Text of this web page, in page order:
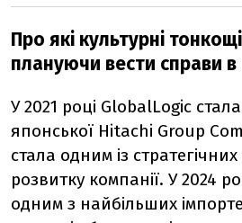
Про які культурні
плануючи вести справи в
У 2021 році GlobalLogic
японської Hitachi Group
стала одним із
розвитку компанії. У 2024
одним з найбільших